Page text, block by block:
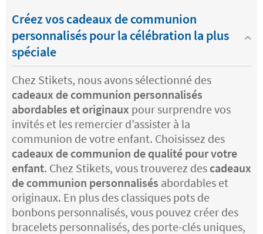
Créez vos cadeaux de communion
personnalisés pour la célébration la plus
spéciale
Chez Stikets, nous avons sélectionné des
cadeaux de communion personnalisés
abordables et originaux pour surprendre vos
invités et les remercier d’assister à la
communion de votre enfant. Choisissez des
cadeaux de communion de qualité pour votre
enfant. Chez Stikets, vous trouverez des cadeaux
de communion personnalisés abordables et
originaux. En plus des classiques pots de
bonbons personnalisés, vous pouvez créer des
bracelets personnalisés, des porte-clés uniques,